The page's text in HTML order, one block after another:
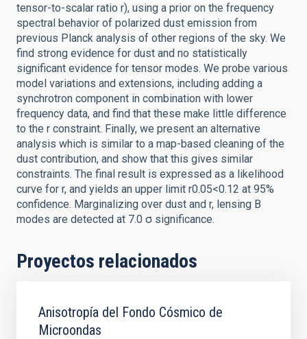
tensor-to-scalar ratio r), using a prior on the frequency
spectral behavior of polarized dust emission from
previous Planck analysis of other regions of the sky. We
find strong evidence for dust and no statistically
significant evidence for tensor modes. We probe various
model variations and extensions, including adding a
synchrotron component in combination with lower
frequency data, and find that these make little difference
to the r constraint. Finally, we present an alternative
analysis which is similar to a map-based cleaning of the
dust contribution, and show that this gives similar
constraints. The final result is expressed as a likelihood
curve for r, and yields an upper limit r0.05<0.12 at 95%
confidence. Marginalizing over dust and r, lensing B
modes are detected at 7.0 σ significance.
Proyectos relacionados
Anisotropía del Fondo Cósmico de
Microondas